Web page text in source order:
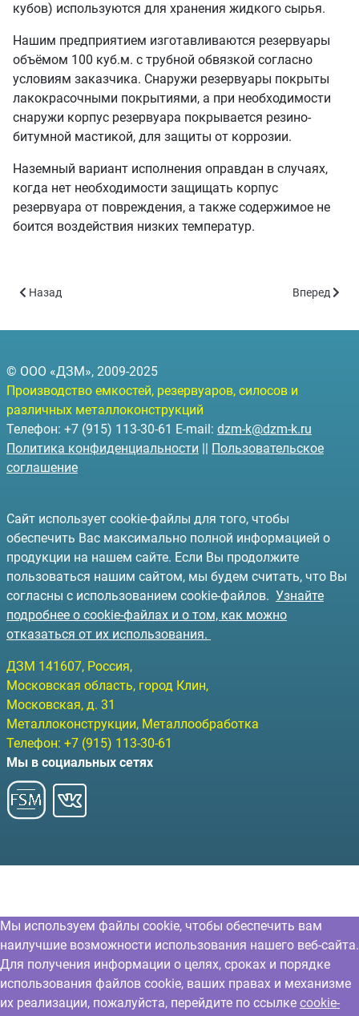
кубов) используются для хранения жидкого сырья.
Нашим предприятием изготавливаются резервуары
объёмом 100 куб.м. с трубной обвязкой согласно
условиям заказчика. Снаружи резервуары покрыты
лакокрасочными покрытиями, а при необходимости
снаружи корпус резервуара покрывается резино-
битумной мастикой, для защиты от коррозии.
Наземный вариант исполнения оправдан в случаях,
когда нет необходимости защищать корпус
резервуара от повреждения, а также содержимое не
боится воздействия низких температур.
Предыдущий: РГСН-50 - объём 50 куб.м.
Назад Следующий:
Вперед
© ООО «ДЗМ», 2009-2025
Производство емкостей, резервуаров, силосов и
различных металлоконструкций
Телефон: +7 (915) 113-30-61 E-mail: dzm-k@dzm-k.ru
Политика конфиденциальности
Пользовательское
соглашение
Сайт использует cookie-файлы для того, чтобы
обеспечить Вас максимально полной информацией о
продукции на нашем сайте. Если Вы продолжите
пользоваться нашим сайтом, мы будем считать, что Вы
согласны с использованием cookie-файлов. Узнайте
подробнее о cookie-файлах и о том, как можно
отказаться от их использования.
ДЗМ 141607, Россия,
Московская область, город Клин,
Московская, д. 31
Металлоконструкции, Металлообработка
Телефон: +7 (915) 113-30-61
Мы в социальных сетях
Мы используем файлы cookie, чтобы обеспечить вам
наилучшие возможности использования нашего веб-сайта.
Для получения информации о целях, сроках и порядке
использования файлов cookie, ваших правах и механизме
их реализации, пожалуйста, перейдите по ссылке cookie-